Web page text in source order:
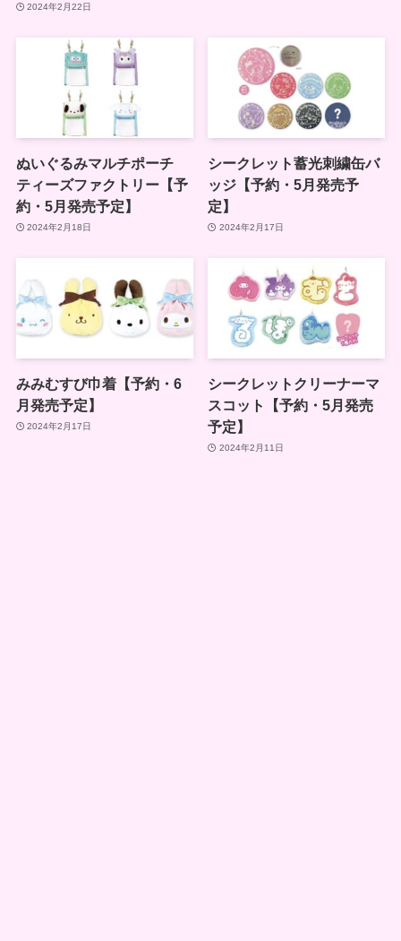
2024年2月22日
ぬいぐるみマルチポーチ
ティーズファクトリー【予
約・5月発売予定】
2024年2月18日
シークレット蓄光刺繍缶バ
ッジ【予約・5月発売予
定】
2024年2月17日
みみむすび巾着【予約・6
月発売予定】
2024年2月17日
シークレットクリーナーマ
スコット【予約・5月発売
予定】
2024年2月11日